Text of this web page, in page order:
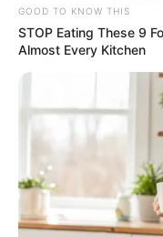
GOOD TO KNOW THIS
STOP Eating These 9
Almost Every Kitchen